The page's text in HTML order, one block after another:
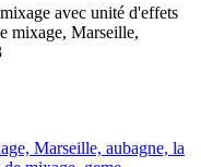
avec unité d'effets
mixage, Marseille,